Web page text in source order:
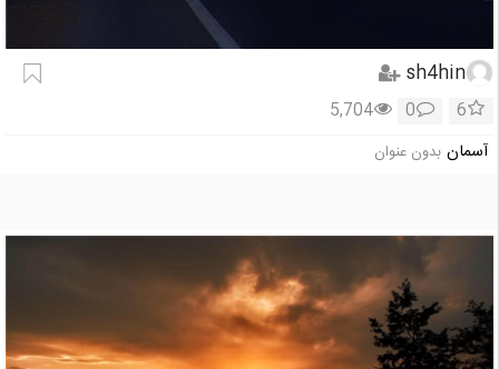
sh4hin
6
0
5,704
آسمان بدون عنوان